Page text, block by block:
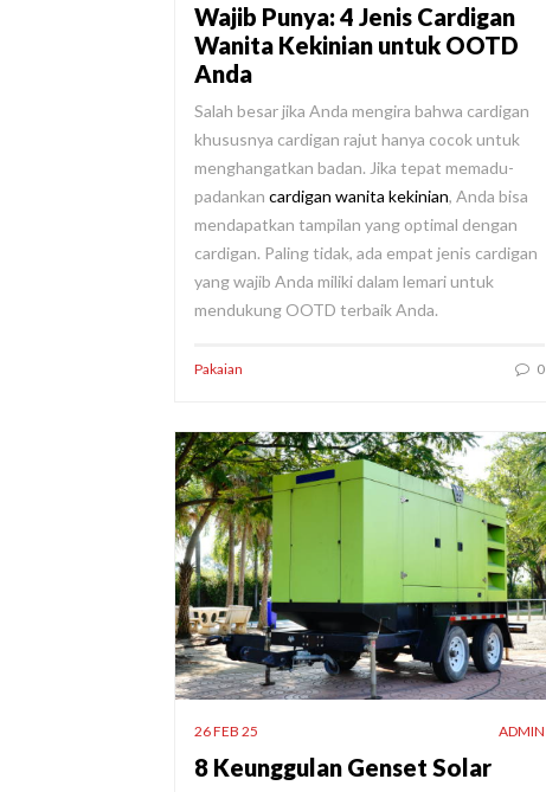
Wajib Punya: 4 Jenis Cardigan
Wanita Kekinian untuk OOTD
Anda
Salah besar jika Anda mengira bahwa cardigan
khususnya cardigan rajut hanya cocok untuk
menghangatkan badan. Jika tepat memadu-
padankan cardigan wanita kekinian, Anda bisa
mendapatkan tampilan yang optimal dengan
cardigan. Paling tidak, ada empat jenis cardigan
yang wajib Anda miliki dalam lemari untuk
mendukung OOTD terbaik Anda.
Pakaian 0
26 FEB 25 ADMIN
8 Keunggulan Genset Solar